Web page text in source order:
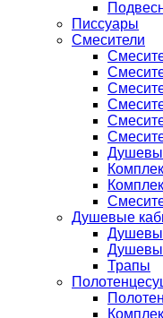
Писсуары
Смесители
Душевые
Трапы